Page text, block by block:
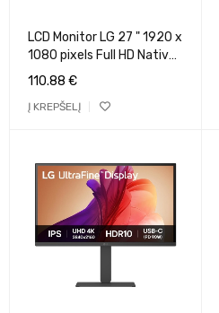
LCD Monitor LG 27 " 1920 x
1080 pixels Full HD Native
aspect ratio 16:9 LED Flat
110.88 €
Į KREPŠELĮ